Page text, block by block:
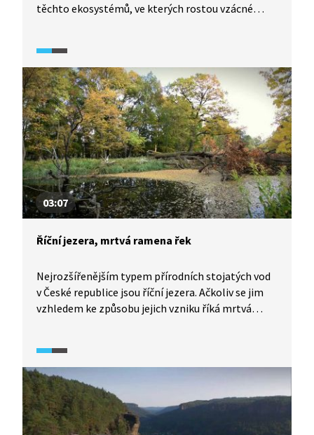
těchto ekosystémů, ve kterých rostou vzácné
domovem mnoha unikátních živočichů, především
ptáků. V řekách najdeme i perlorodky říční.
03:07
Říční jezera, mrtvá ramena řek
Nejrozšířenějším typem přírodních stojatých vod
v České republice jsou říční jezera. Ačkoliv se jim
vzhledem ke způsobu jejich vzniku říká mrtvá